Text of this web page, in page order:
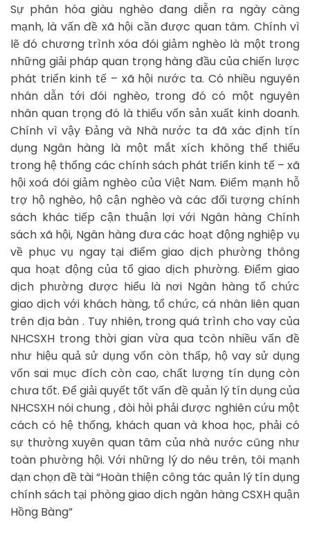
Sự phân hóa giàu nghèo đang diễn ra ngày càng
mạnh, là vấn đề xã hội cần được quan tâm. Chính vì
lẽ đó chương trình xóa đói giảm nghèo là một trong
những giải pháp quan trọng hàng đầu của chiến lược
phát triển kinh tế – xã hội nước ta. Có nhiều nguyên
nhân dẫn tới đói nghèo, trong đó có một nguyên
nhân quan trọng đó là thiếu vốn sản xuất kinh doanh.
Chính vì vậy Đảng và Nhà nước ta đã xác định tín
dụng Ngân hàng là một mắt xích không thể thiếu
trong hệ thống các chính sách phát triển kinh tế – xã
hội xoá đói giảm nghèo của Việt Nam. Điểm mạnh hỗ
trợ hộ nghèo, hộ cận nghèo và các đối tượng chính
sách khác tiếp cận thuận lợi với Ngân hàng Chính
sách xã hội, Ngân hàng đưa các hoạt động nghiệp vụ
về phục vụ ngay tại điểm giao dịch phường thông
qua hoạt động của tổ giao dịch phường. Điểm giao
dịch phường được hiểu là nơi Ngân hàng tổ chức
giao dịch với khách hàng, tổ chức, cá nhân liên quan
trên địa bàn . Tuy nhiên, trong quá trình cho vay của
NHCSXH trong thời gian vừa qua tcòn nhiều vấn đề
như hiệu quả sử dụng vốn còn thấp, hộ vay sử dụng
vốn sai mục đích còn cao, chất lượng tín dụng còn
chưa tốt. Để giải quyết tốt vấn đề quản lý tín dụng của
NHCSXH nói chung , đòi hỏi phải được nghiên cứu một
cách có hệ thống, khách quan và khoa học, phải có
sự thường xuyên quan tâm của nhà nước cũng như
toàn phường hội. Với những lý do nêu trên, tôi mạnh
dạn chọn đề tài “Hoàn thiện công tác quản lý tín dụng
chính sách tại phòng giao dịch ngân hàng CSXH quận
Hồng Bàng”